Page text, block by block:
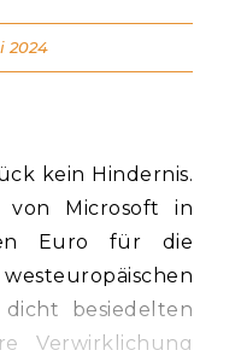
kein Hindernis.
von Microsoft in
Euro für die
besiedelten
Verwirklichung
2024